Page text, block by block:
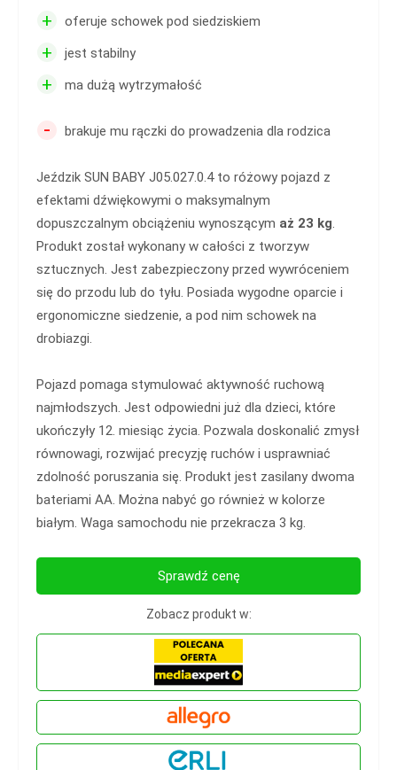
+ oferuje schowek pod siedziskiem
+ jest stabilny
+ ma dużą wytrzymałość
- brakuje mu rączki do prowadzenia dla rodzica
Jeździk SUN BABY J05.027.0.4 to różowy pojazd z
efektami dźwiękowymi o maksymalnym
dopuszczalnym obciążeniu wynoszącym aż 23 kg
Produkt został wykonany w całości z tworzyw
sztucznych. Jest zabezpieczony przed wywróceniem
się do przodu lub do tyłu. Posiada wygodne oparcie i
ergonomiczne siedzenie, a pod nim schowek na
drobiazgi.
Pojazd pomaga stymulować aktywność ruchową
najmłodszych. Jest odpowiedni już dla dzieci, które
ukończyły 12. miesiąc życia. Pozwala doskonalić zmysł
równowagi, rozwijać precyzję ruchów i usprawniać
zdolność poruszania się. Produkt jest zasilany dwoma
bateriami AA. Można nabyć go również w kolorze
białym. Waga samochodu nie przekracza 3 kg.
Sprawdź cenę
Zobacz produkt w: